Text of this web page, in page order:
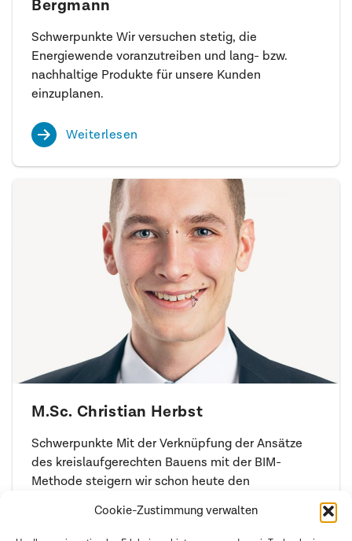
Cookie-Zustimmung verwalten
Bergmann
Schwerpunkte Wir versuchen stetig, die
Energiewende voranzutreiben und lang- bzw.
nachhaltige Produkte für unsere Kunden
einzuplanen.
Weiterlesen
M.Sc. Christian Herbst
Schwerpunkte Mit der Verknüpfung der Ansätze
des kreislaufgerechten Bauens mit der BIM-
Methode steigern wir schon heute den
Gebäude für die Nutzung als zukünftige
Rohstofflager.